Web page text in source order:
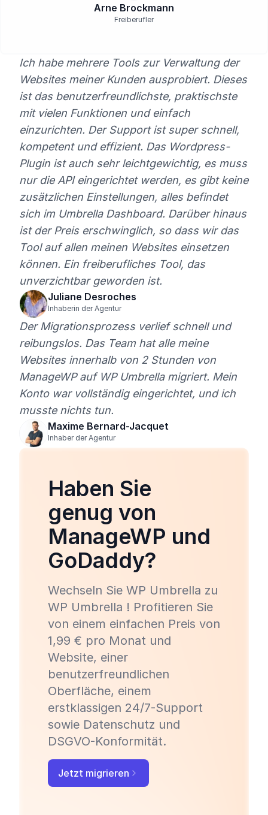
Arne Brockmann
Freiberufler
Ich habe mehrere Tools zur Verwaltung der
Websites meiner Kunden ausprobiert. Dieses
ist das benutzerfreundlichste, praktischste
mit vielen Funktionen und einfach
einzurichten. Der Support ist super schnell,
kompetent und effizient. Das Wordpress-
Plugin ist auch sehr leichtgewichtig, es muss
nur die API eingerichtet werden, es gibt keine
zusätzlichen Einstellungen, alles befindet
sich im Umbrella Dashboard. Darüber hinaus
ist der Preis erschwinglich, so dass wir das
Tool auf allen meinen Websites einsetzen
können. Ein freiberufliches Tool, das
unverzichtbar geworden ist.
Juliane Desroches
Inhaberin der Agentur
Der Migrationsprozess verlief schnell und
reibungslos. Das Team hat alle meine
Websites innerhalb von 2 Stunden von
ManageWP auf WP Umbrella migriert. Mein
Konto war vollständig eingerichtet, und ich
musste nichts tun.
Maxime Bernard-Jacquet
Inhaber der Agentur
Haben Sie
genug von
ManageWP und
GoDaddy?
Wechseln Sie WP Umbrella zu
WP Umbrella ! Profitieren Sie
von einem einfachen Preis von
1,99 € pro Monat und
Website, einer
benutzerfreundlichen
Oberfläche, einem
erstklassigen 24/7-Support
sowie Datenschutz und
DSGVO-Konformität.
Jetzt migrieren